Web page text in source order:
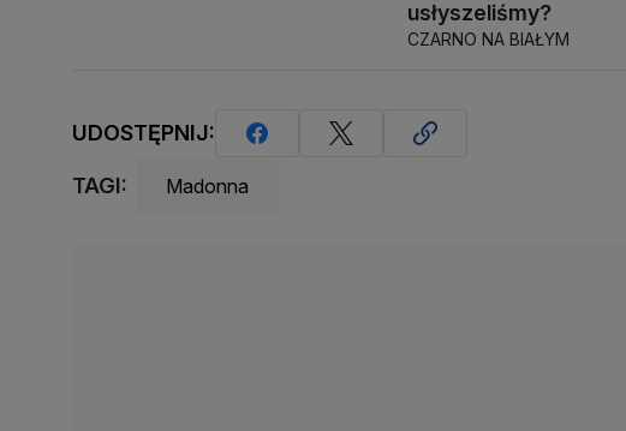
usłyszeliśmy?
CZARNO NA BIAŁYM
UDOSTĘPNIJ:
TAGI: Madonna